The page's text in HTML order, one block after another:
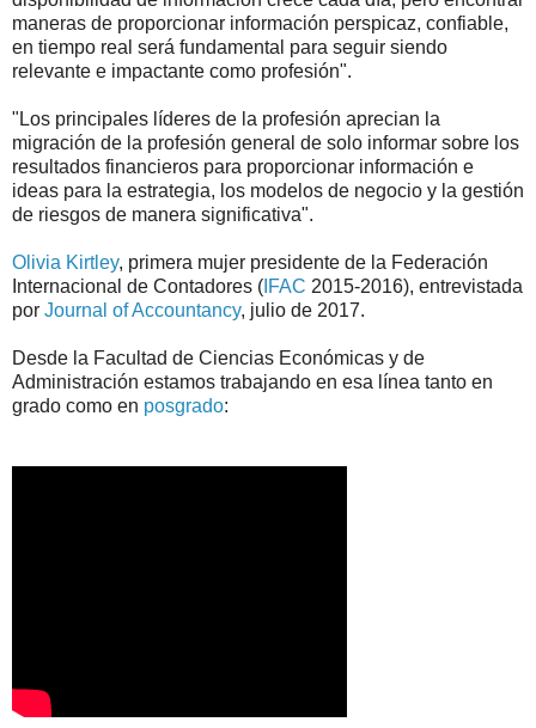
maneras de proporcionar información perspicaz, confiable,
en tiempo real será fundamental para seguir siendo
relevante e impactante como profesión".
"Los principales líderes de la profesión aprecian la
migración de la profesión general de solo informar sobre los
resultados financieros para proporcionar información e
ideas para la estrategia, los modelos de negocio y la gestión
de riesgos de manera significativa".
Olivia Kirtley, primera mujer presidente de la Federación
Internacional de Contadores ( IFAC 2015-2016), entrevistada
por Journal of Accountancy, julio de 2017.
Desde la Facultad de Ciencias Económicas y de
Administración estamos trabajando en esa línea tanto en
grado como en posgrado: